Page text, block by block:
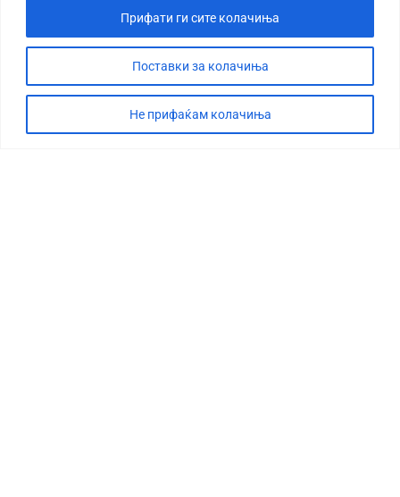
Поставки за колачиња
Не прифаќам колачиња
Прифати ги сите колачиња